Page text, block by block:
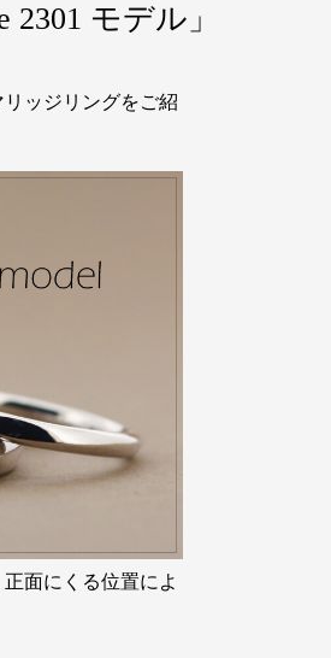
2301 モデル」
ッジリングをご紹
面にくる位置によ